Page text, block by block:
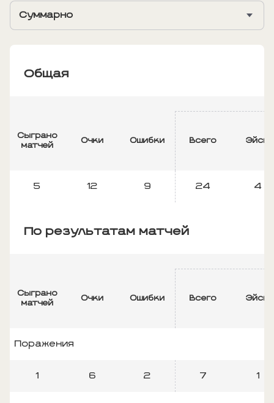
Суммарно
Общая
Сыграно
матчей
Очки Ошибки Всего Эйсы
5 12 9 24 4
По результатам матчей
Сыграно
матчей
Очки Ошибки Всего Эйсы
Поражения
1 6 2 7 1